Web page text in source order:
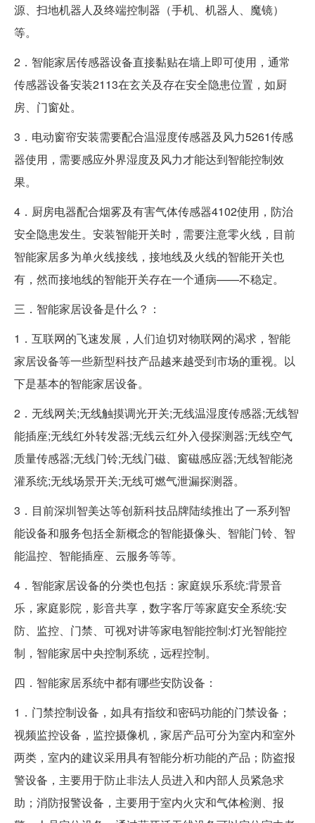
源、扫地机器人及终端控制器（手机、机器人、魔镜）
等。
2．智能家居传感器设备直接黏贴在墙上即可使用，通常
传感器设备安装2113在玄关及存在安全隐患位置，如厨
房、门窗处。
3．电动窗帘安装需要配合温湿度传感器及风力5261传感
器使用，需要感应外界湿度及风力才能达到智能控制效
果。
4．厨房电器配合烟雾及有害气体传感器4102使用，防治
安全隐患发生。安装智能开关时，需要注意零火线，目前
智能家居多为单火线接线，接地线及火线的智能开关也
有，然而接地线的智能开关存在一个通病——不稳定。
三．智能家居设备是什么？：
1．互联网的飞速发展，人们迫切对物联网的渴求，智能
家居设备等一些新型科技产品越来越受到市场的重视。以
下是基本的智能家居设备。
2．无线网关;无线触摸调光开关;无线温湿度传感器;无线智
能插座;无线红外转发器;无线云红外入侵探测器;无线空气
质量传感器;无线门铃;无线门磁、窗磁感应器;无线智能浇
灌系统;无线场景开关;无线可燃气泄漏探测器。
3．目前深圳智美达等创新科技品牌陆续推出了一系列智
能设备和服务包括全新概念的智能摄像头、智能门铃、智
能温控、智能插座、云服务等等。
4．智能家居设备的分类也包括：家庭娱乐系统:背景音
乐，家庭影院，影音共享，数字客厅等家庭安全系统:安
防、监控、门禁、可视对讲等家电智能控制:灯光智能控
制，智能家居中央控制系统，远程控制。
四．智能家居系统中都有哪些安防设备：
1．门禁控制设备，如具有指纹和密码功能的门禁设备；
视频监控设备，监控摄像机，家居产品可分为室内和室外
两类，室内的建议采用具有智能分析功能的产品；防盗报
警设备，主要用于防止非法人员进入和内部人员紧急求
助；消防报警设备，主要用于室内火灾和气体检测、报